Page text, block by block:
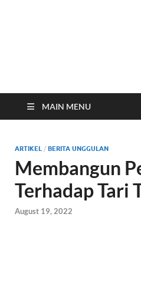
Website
Negeri 2
MAIN MENU
ARTIKEL / BERITA UNGGULAN
Membangun
Terhadap Tari
August 19, 2022